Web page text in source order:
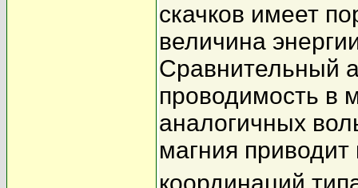
скачков имеет
величина
Сравнительный
проводимость в
аналогичных
магния